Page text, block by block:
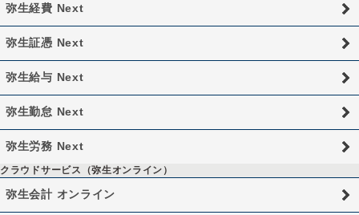
弥生経費 Next
弥生証憑 Next
弥生給与 Next
弥生勤怠 Next
弥生労務 Next
クラウドサービス（弥生オンライン）
弥生会計 オンライン